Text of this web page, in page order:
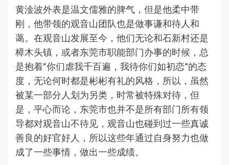
黄淦波外表是温文儒雅的脾气，但是他柔中带
刚，他带领的观音山团队也是做事谦和待人和
蔼。在观音山发展至今，他们无论和石新村还是
樟木头镇，或者东莞市职能部门办事的时候，总
是抱着“你们虐我千百遍，我待你们如初恋”的态
度，无论何时都是彬彬有礼的风格，所以，虽然
被某一部分人划为另类，时常被特殊对待，但
是，平心而论，东莞市也并不是所有部门所有领
导都对观音山不待见，观音山也碰到过一些真诚
善良的好官好人，所以这些年通过自身努力也做
成了一些事情，做出一些成绩。